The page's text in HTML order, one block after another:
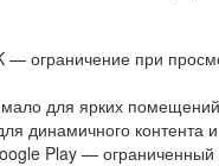
— ограничение при
для ярких
динамичного контента
Play — ограниченный